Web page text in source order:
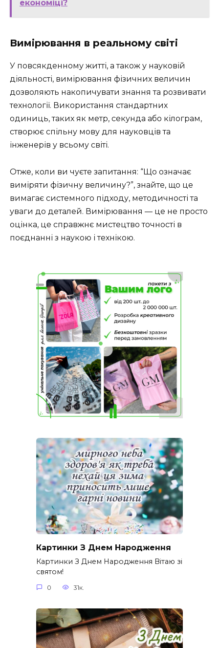
економіці?
Вимірювання в реальному світі
У повсякденному житті, а також у науковій
діяльності, вимірювання фізичних величин
дозволяють накопичувати знання та розвивати
технології. Використання стандартних
одиниць, таких як метр, секунда або кілограм,
створює спільну мову для науковців та
інженерів у всьому світі.
Отже, коли ви чуєте запитання: “Що означає
виміряти фізичну величину?”, знайте, що це
вимагає системного підходу, методичності та
уваги до деталей. Вимірювання — це не просто
оцінка, це справжнє мистецтво точності в
поєднанні з наукою і технікою.
Картинки З Днем Народження
Картинки З Днем Народження Вітаю зі
святом!
0 31к.